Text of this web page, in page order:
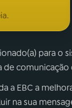
para o
de
a EBC a
na sua